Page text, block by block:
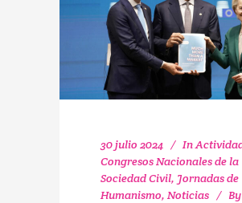
30 julio 2024 In
Congresos Nacionales de la
Sociedad Civil, Jornadas de
Humanismo, Noticias
By